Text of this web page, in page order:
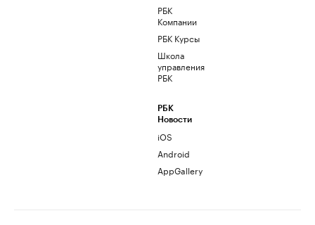
РБК
Компании
РБК Курсы
Школа
управления
РБК
РБК
Новости
iOS
Android
AppGallery